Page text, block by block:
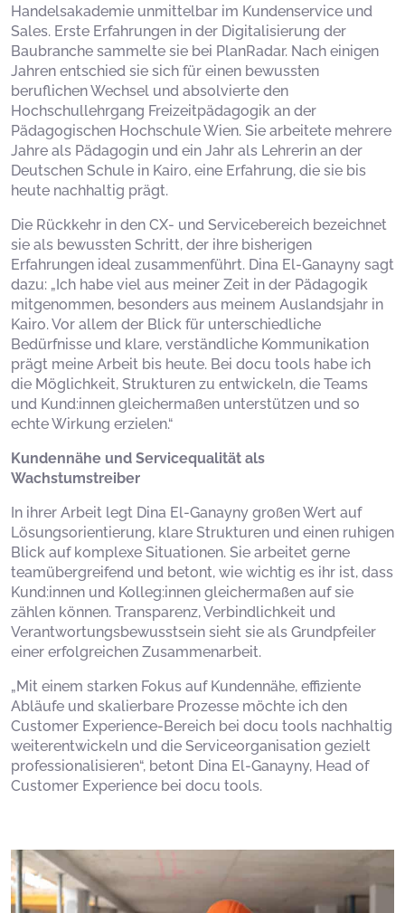
Handelsakademie unmittelbar im Kundenservice und
Sales. Erste Erfahrungen in der Digitalisierung der
Baubranche sammelte sie bei PlanRadar. Nach einigen
Jahren entschied sie sich für einen bewussten
beruflichen Wechsel und absolvierte den
Hochschullehrgang Freizeitpädagogik an der
Pädagogischen Hochschule Wien. Sie arbeitete mehrere
Jahre als Pädagogin und ein Jahr als Lehrerin an der
Deutschen Schule in Kairo, eine Erfahrung, die sie bis
heute nachhaltig prägt.
Die Rückkehr in den CX- und Servicebereich bezeichnet
sie als bewussten Schritt, der ihre bisherigen
Erfahrungen ideal zusammenführt. Dina El-Ganayny sagt
dazu: „Ich habe viel aus meiner Zeit in der Pädagogik
mitgenommen, besonders aus meinem Auslandsjahr in
Kairo. Vor allem der Blick für unterschiedliche
Bedürfnisse und klare, verständliche Kommunikation
prägt meine Arbeit bis heute. Bei docu tools habe ich
die Möglichkeit, Strukturen zu entwickeln, die Teams
und Kund:innen gleichermaßen unterstützen und so
echte Wirkung erzielen.“
Kundennähe und Servicequalität als
Wachstumstreiber
In ihrer Arbeit legt Dina El-Ganayny großen Wert auf
Lösungsorientierung, klare Strukturen und einen ruhigen
Blick auf komplexe Situationen. Sie arbeitet gerne
teamübergreifend und betont, wie wichtig es ihr ist, dass
Kund:innen und Kolleg:innen gleichermaßen auf sie
zählen können. Transparenz, Verbindlichkeit und
Verantwortungsbewusstsein sieht sie als Grundpfeiler
einer erfolgreichen Zusammenarbeit.
„Mit einem starken Fokus auf Kundennähe, effiziente
Abläufe und skalierbare Prozesse möchte ich den
Customer Experience-Bereich bei docu tools nachhaltig
weiterentwickeln und die Serviceorganisation gezielt
professionalisieren“, betont Dina El-Ganayny, Head of
Customer Experience bei docu tools.